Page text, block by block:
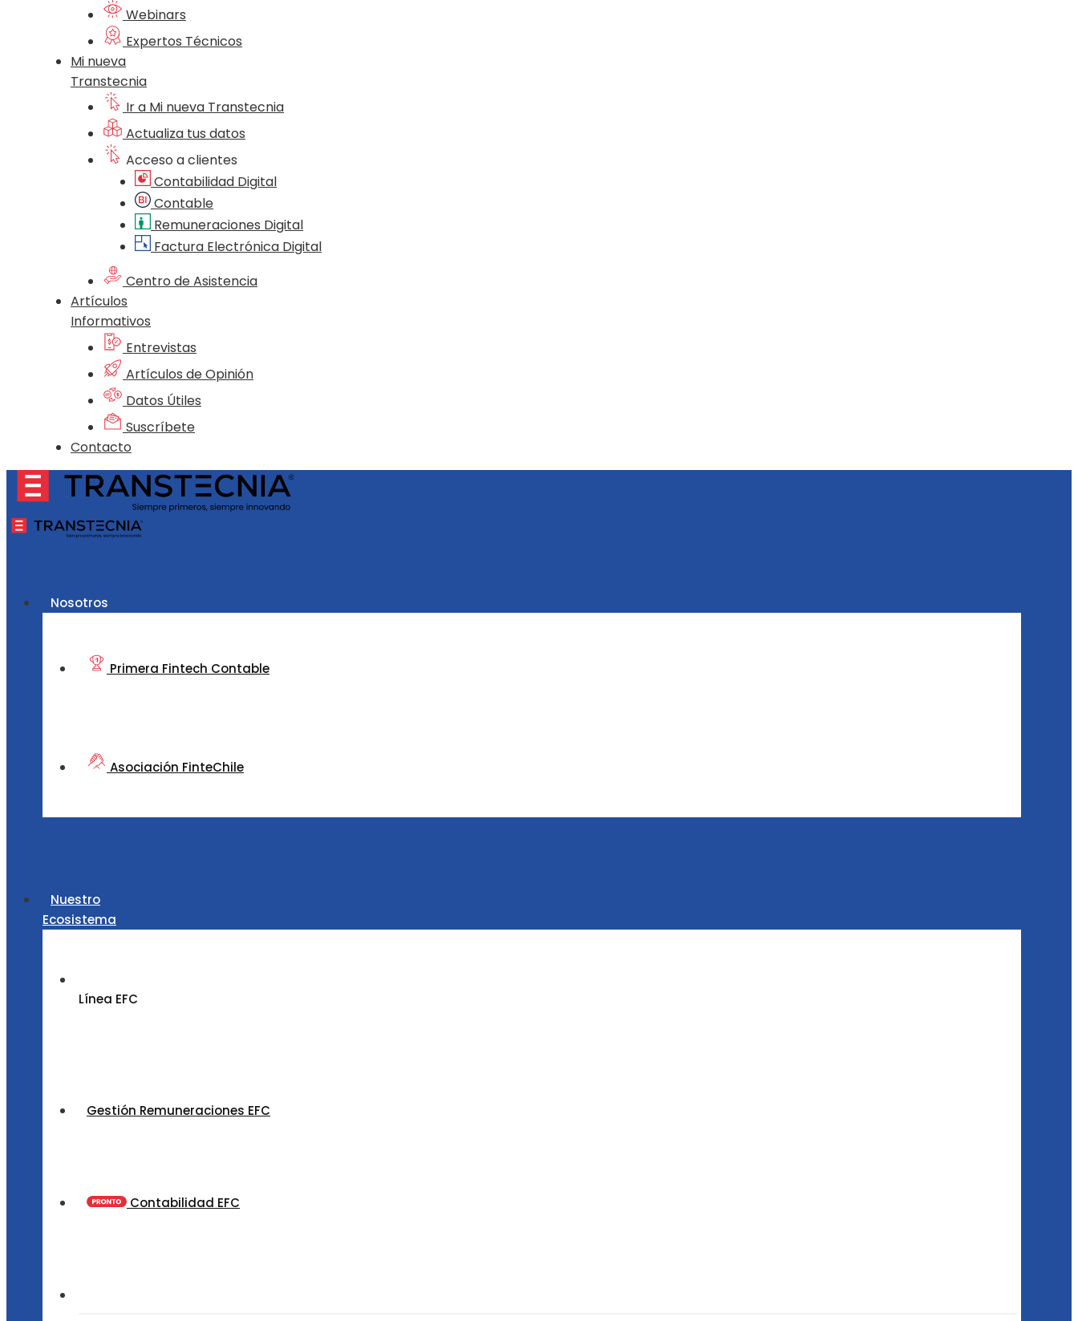
Webinars
Expertos Técnicos
Mi nueva
Transtecnia
Ir a Mi nueva Transtecnia
Actualiza tus datos
Acceso a clientes
Contabilidad Digital
Contable
Remuneraciones Digital
Factura Electrónica Digital
Centro de Asistencia
Artículos
Informativos
Entrevistas
Artículos de Opinión
Datos Útiles
Suscríbete
Contacto
Nosotros
Primera Fintech Contable
Asociación FinteChile
Nuestro
Ecosistema
Línea EFC
Gestión Remuneraciones EFC
Contabilidad EFC